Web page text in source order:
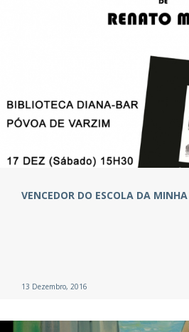
VENCEDOR DO ESCOLA DA
13 Dezembro, 2016